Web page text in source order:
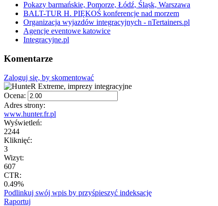
Pokazy barmańskie, Pomorze, Łódź, Śląsk, Warszawa
BALT-TUR H. PIĘKOŚ konferencje nad morzem
Organizacja wyjazdów integracyjnych - nTertainers.pl
Agencje eventowe katowice
Integracyjne.pl
Komentarze
Zaloguj się, by skomentować
Ocena:
Adres strony:
www.hunter.fr.pl
Wyświetleń:
2244
Kliknięć:
3
Wizyt:
607
CTR:
0.49%
Podlinkuj swój wpis by przyśpieszyć indeksację
Raportuj